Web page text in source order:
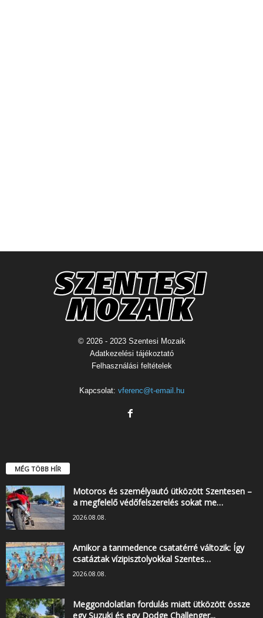
© 2026 - 2023 Szentesi Mozaik
Adatkezelési tájékoztató
Felhasználási feltételek
Kapcsolat: vferenc@t-email.hu
MÉG TÖBB HÍR
Motoros és személyautó ütközött Szentesen –
a megfelelő védőfelszerelés sokat me…
2026.08.08.
Amikor a tanmedence csatatérré változik: Így
csatáztak vízipisztolyokkal Szentes…
2026.08.08.
Meggondolatlan fordulás miatt ütközött össze
egy Suzuki és egy Dodge Challenger...